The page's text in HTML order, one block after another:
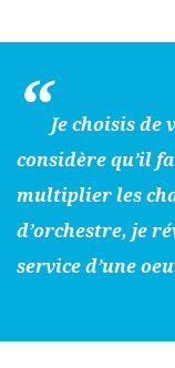
Je choisis de
considère qu’il
multiplier les
d’orchestre, je
service d’une